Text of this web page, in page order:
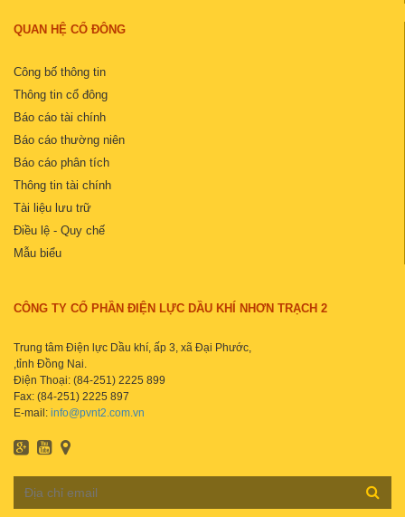
QUAN HỆ CỔ ĐÔNG
Công bố thông tin
Thông tin cổ đông
Báo cáo tài chính
Báo cáo thường niên
Báo cáo phân tích
Thông tin tài chính
Tài liệu lưu trữ
Điều lệ - Quy chế
Mẫu biểu
CÔNG TY CỔ PHẦN ĐIỆN LỰC DẦU KHÍ NHƠN TRẠCH 2
Trung tâm Điện lực Dầu khí, ấp 3, xã Đại Phước,
,tỉnh Đồng Nai.
Điện Thoại: (84-251) 2225 899
Fax: (84-251) 2225 897
E-mail: info@pvnt2.com.vn